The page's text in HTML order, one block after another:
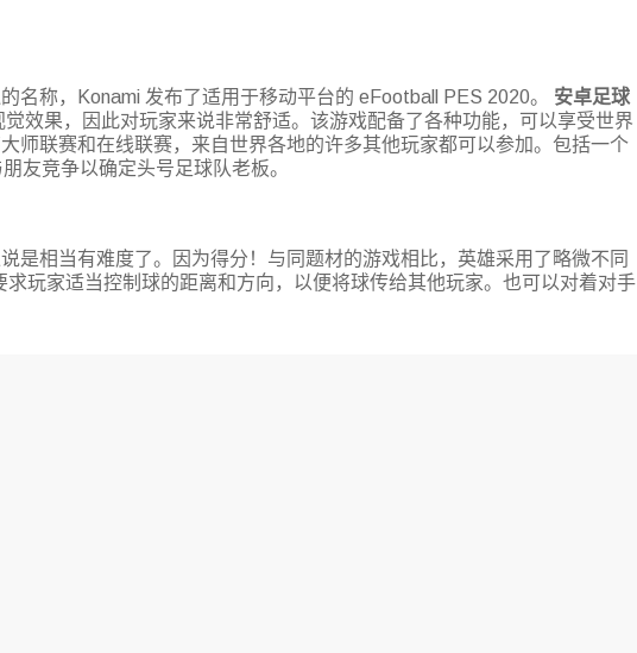
名称，Konami 发布了适用于移动平台的 eFootball PES 2020。 安卓足球
觉效果，因此对玩家来说非常舒适。该游戏配备了各种功能，可以享受世界
师联赛和在线联赛，来自世界各地的许多其他玩家都可以参加。包括一个
友竞争以确定头号足球队老板。
是相当有难度了。因为得分！与同题材的游戏相比，英雄采用了略微不同
求玩家适当控制球的距离和方向，以便将球传给其他玩家。也可以对着对手